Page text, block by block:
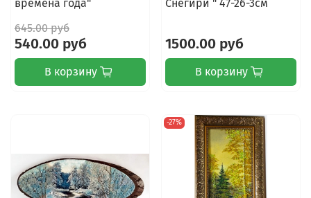
времена года"
645.00 руб
540.00 руб
В корзину
Снегири " 47-26-3см
1500.00 руб
В корзину
-27%